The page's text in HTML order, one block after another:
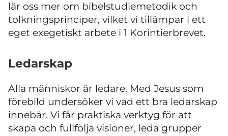
lär oss mer om bibelstudiemetodik och
tolkningsprinciper, vilket vi tillämpar i ett
eget exegetiskt arbete i 1 Korintierbrevet.
Ledarskap
Alla människor är ledare. Med Jesus som
förebild undersöker vi vad ett bra ledarskap
innebär. Vi får praktiska verktyg för att
skapa och fullfölja visioner, leda grupper